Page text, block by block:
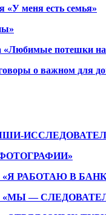
«У меня есть семья»
«Любимые потешки
о важном для
РАБОТАЮ В
«МЫ —